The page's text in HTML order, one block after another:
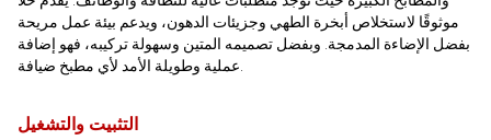
موثوقًا لاستخلاص أبخرة الطهي وجزيئات الدهون، ويدعم بيئة عمل مريحة
بفضل الإضاءة المدمجة. وبفضل تصميمه المتين وسهولة تركيبه، فهو إضافة
التثبيت والتشغيل